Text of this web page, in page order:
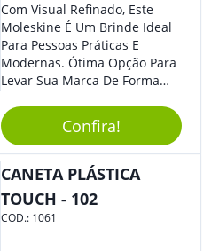
Com Visual Refinado, Este
Moleskine É Um Brinde Ideal
Para Pessoas Práticas E
Modernas. Ótima Opção Para
Levar Sua Marca De Forma
Sua Empresa Em Eventos,
Reuniões Corporativas Ou Até
Mesmo Para Presentear
Colaboradores E Parceiros De
Confira!
CANETA PLÁSTICA
TOUCH - 102
COD.: 1061